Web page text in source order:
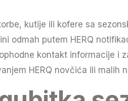
kutije ili kofere sa
odmah putem HERQ
kontakt informacije i
HERQ novčića ili malih